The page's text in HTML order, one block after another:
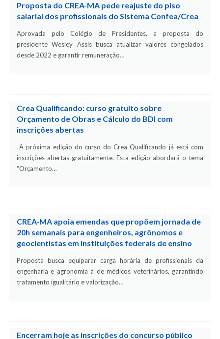
Proposta do CREA-MA pede reajuste do piso
salarial dos profissionais do Sistema Confea/Crea
Aprovada pelo Colégio de Presidentes, a proposta do
presidente Wesley Assis busca atualizar valores congelados
desde 2022 e garantir remuneração…
Crea Qualificando: curso gratuito sobre
Orçamento de Obras e Cálculo do BDI com
inscrições abertas
A próxima edição do curso do Crea Qualificando já está com
inscrições abertas gratuitamente. Esta edição abordará o tema
“Orçamento…
CREA-MA apoia emendas que propõem jornada de
20h semanais para engenheiros, agrônomos e
geocientistas em instituições federais de ensino
Proposta busca equiparar carga horária de profissionais da
engenharia e agronomia à de médicos veterinários, garantindo
tratamento igualitário e valorização…
Encerram hoje as inscrições do concurso público